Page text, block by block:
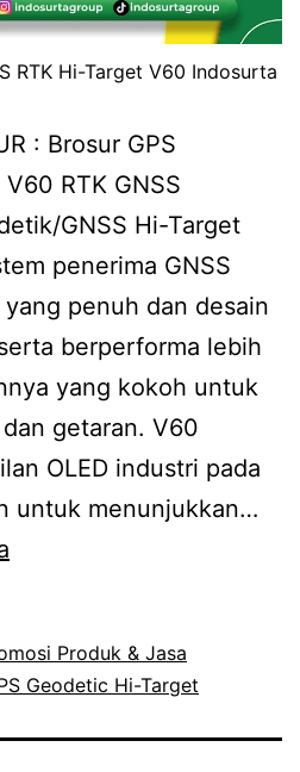
RTK Hi-Target V60 Indosurta
: Brosur GPS
RTK GNSS
GNSS Hi-Target
penerima GNSS
penuh dan desain
berperforma lebih
yang kokoh untuk
getaran. V60
OLED industri pada
untuk menunjukkan…
Produk & Jasa
Geodetic Hi-Target